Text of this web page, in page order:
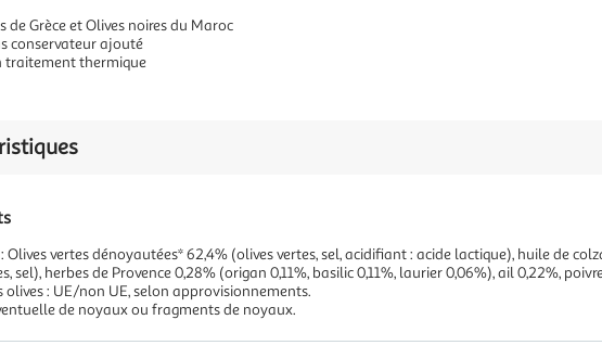
de Grèce et Olives noires du Maroc
conservateur ajouté
traitement thermique
Olives vertes dénoyautées* 62,4% (olives vertes, sel, acidifiant : acide lactique), huile de
sel), herbes de Provence 0,28% (origan 0,11%, basilic 0,11%, laurier 0,06%), ail 0,22%,
olives : UE/non UE, selon approvisionnements.
de noyaux ou fragments de noyaux.